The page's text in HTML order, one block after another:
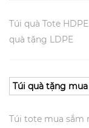
Túi quà Tote HDPE
quà tặng LDPE
Túi quà tặng
Túi tote mua sắm